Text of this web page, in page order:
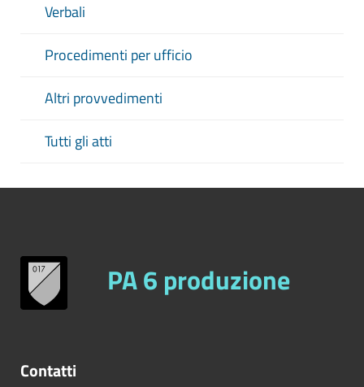
Verbali
Procedimenti per ufficio
Altri provvedimenti
Tutti gli atti
PA 6 produzione
Contatti